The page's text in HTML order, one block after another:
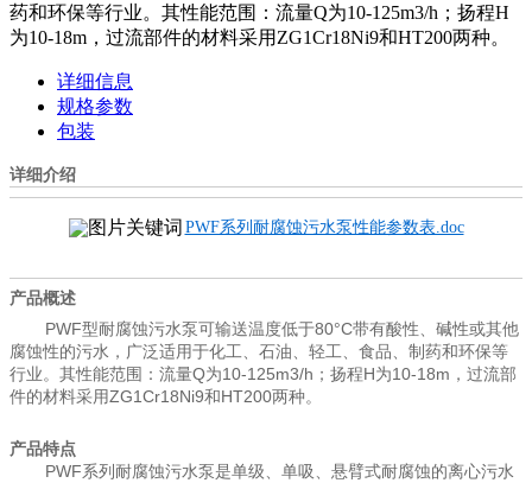
药和环保等行业。其性能范围：流量Q为10-125m3/h；扬程H
为10-18m，过流部件的材料采用ZG1Cr18Ni9和HT200两种。
详细信息
规格参数
包装
详细介绍
PWF系列耐腐蚀污水泵性能参数表.doc
产品概述
PWF型耐腐蚀污水泵可输送温度低于80°C带有酸性、碱性或其他
腐蚀性的污水，广泛适用于化工、石油、轻工、食品、制药和环保等
行业。其性能范围：流量Q为10-125m3/h ；扬程H为10-18m ，过流部
件的材料采用ZG1Cr18Ni9和 HT200两种。
产品特点
PWF系列耐腐蚀污水泵是单级、单吸、悬臂式耐腐蚀的离心污水